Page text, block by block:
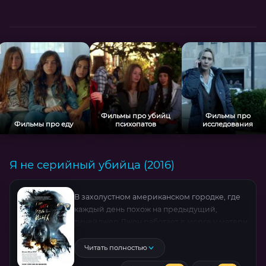
Фильмы про еду
Фильмы про убийц
психопатов
Фильмы про
исследования
Я не серийный убийца (2016)
В захолустном американском городке, где
каждый день похож на предыдущий,
убийцах. Его диагноз — социопатия, а
главный страх стать монстром. Но когда
Читать полностью